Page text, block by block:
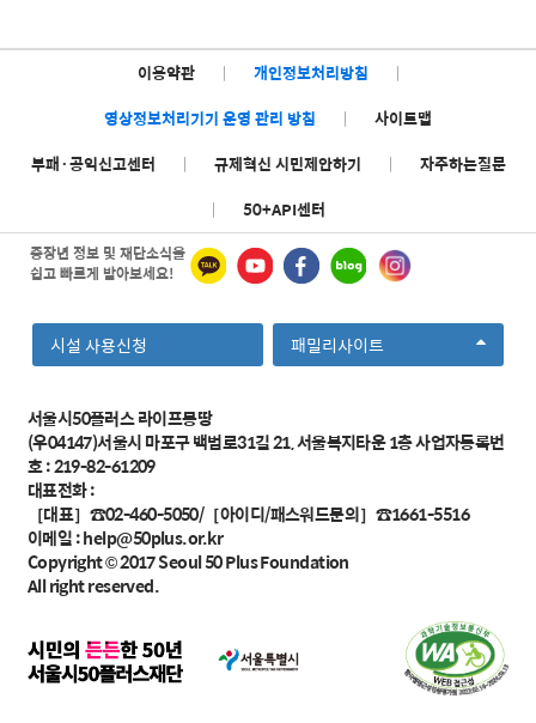
이용약관 | 개인정보처리방침
|
영상정보처리기기 운영 관리 방침
|
사이트맵
부패·공익신고센터
| 규제혁신 시민제안하기 |
자주하는질문
|
50+API센터
중장년 정보 및 재단소식을
쉽고 빠르게 받아보세요!
시설 사용신청 패밀리사이트선
택
서울시50플러스 라이프몽땅
(우04147)서울시 마포구 백범로31길 21, 서울복지타운 1층 사업자등록번
호 : 219-82-61209
대표전화 :
［대표］☎02-460-5050/［아이디/패스워드문의］☎1661-5516
이메일 :help@50plus.or.kr
Copyright © 2017Seoul 50 Plus Foundation
All right reserved.